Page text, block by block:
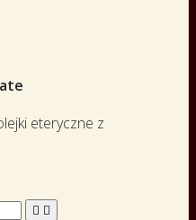
eteryczne z
 